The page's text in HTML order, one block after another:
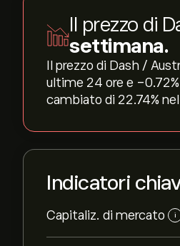
Il prezzo di
settimana.
Il prezzo di Dash /
ultime 24 ore e ‎-
cambiato di ‎22.74‎%
Indicatori
Capitaliz. di mercato i